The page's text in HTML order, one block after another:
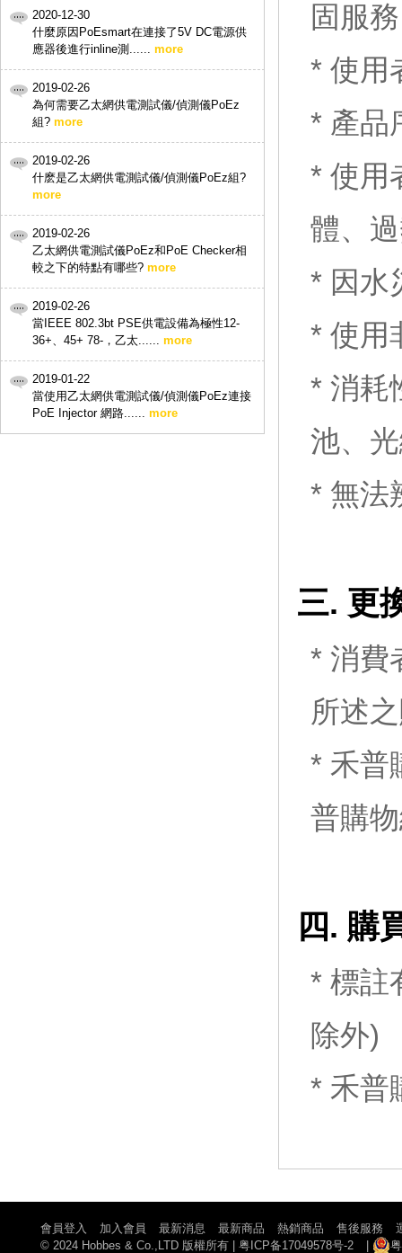
固服
* 使用
* 產品
* 使用
體、
* 因水
* 使用
* 消耗
池、
* 無法
三. 更
* 消費
所述
* 禾普
普購
四. 購
* 標註
除外)
* 禾普
2020-12-30
什麼原因PoEsmart在連接了5V DC電源供
應器後進行inline測...... more
2019-02-26
為何需要乙太網供電測試儀/偵測儀PoEz
組? more
2019-02-26
什麽是乙太網供電測試儀/偵測儀PoEz組?
more
2019-02-26
乙太網供電測試儀PoEz和PoE Checker相
較之下的特點有哪些? more
2019-02-26
當IEEE 802.3bt PSE供電設備為極性12-
36+、45+ 78-，乙太...... more
2019-01-22
當使用乙太網供電測試儀/偵測儀PoEz連接
PoE Injector 網路...... more
會員登入 加入會員 最新消息 最新商品 熱銷商品 售後服務
© 2024 Hobbes & Co.,LTD 版權所有
粤ICP备17049578号-2